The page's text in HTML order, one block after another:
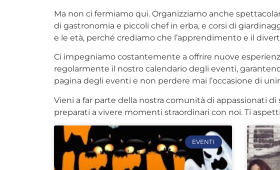
Ma non ci fermiamo qui. Organizziamo anche
di gastronomia e piccoli chef in erba, e corsi di
e le età, perché crediamo che l’apprendimento e il
Ci impegniamo costantemente a offrire nuove
regolarmente il nostro calendario degli eventi,
pagina degli eventi e non perdere mai l’occasione di
Vieni a far parte della nostra comunità di appassionati
preparati a vivere momenti straordinari con noi. Ti
EVENTI